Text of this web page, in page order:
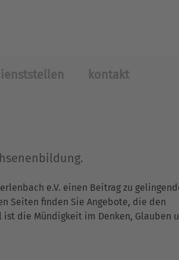
kontakt
e.V. einen Beitrag zu
Seiten finden Sie Angebote, die den
ist die Mündigkeit im Denken, Glauben